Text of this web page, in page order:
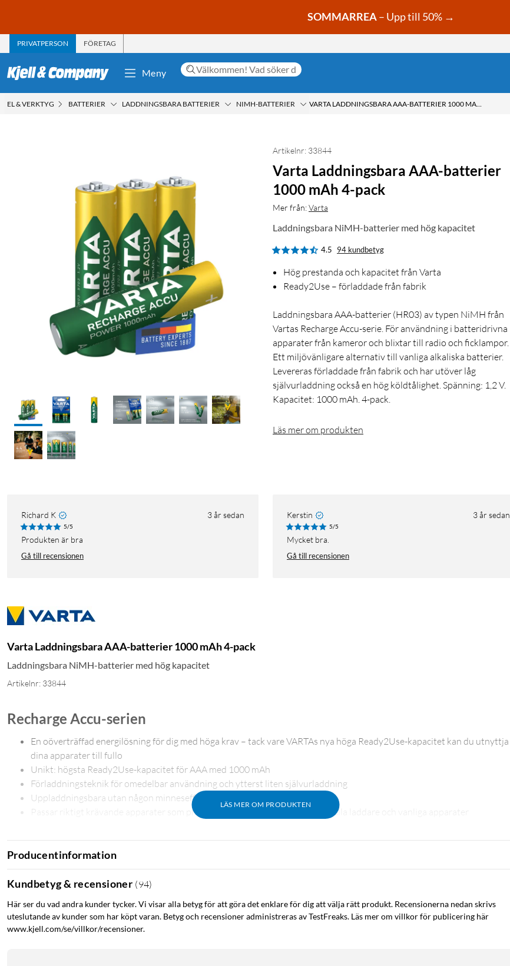
SOMMARREA– Upp till 50% →
PRIVATPERSON FÖRETAG
Meny
EL & VERKTYG BATTERIER LADDNINGSBARA BATTERIER NIMH-BATTERIER VARTA LADDNINGSBARA AAA-BATTERIER 1000 MAH 4-PACK
Artikelnr: 33844
Varta Laddningsbara AAA-batterier
1000 mAh 4-pack
Mer från:Varta
Laddningsbara NiMH-batterier med hög kapacitet
4.5 94 kundbetyg
Hög prestanda och kapacitet från Varta
Ready2Use – förladdade från fabrik
Laddningsbara AAA-batterier (HR03) av typen NiMH från
Vartas Recharge Accu-serie. För användning i batteridrivna
apparater från kameror och blixtar till radio och ficklampor.
Ett miljövänligare alternativ till vanliga alkaliska batterier.
Levereras förladdade från fabrik och har utöver låg
självurladdning också en hög köldtålighet. Spänning: 1,2 V.
Kapacitet: 1000 mAh. 4-pack.
Läs mer om produkten
Richard K 3 år sedan
5/5
Produkten är bra
Gå till recensionen
Kerstin 3 år sedan
5/5
Mycket bra.
Gå till recensionen
Varta Laddningsbara AAA-batterier 1000 mAh 4-pack
Laddningsbara NiMH-batterier med hög kapacitet
Artikelnr: 33844
LÄS MER OM PRODUKTEN
Recharge Accu-serien
En oöverträffad energilösning för dig med höga krav – tack vare VARTAs nya höga Ready2Use-kapacitet kan du utnyttja
dina apparater till fullo
Unikt: högsta Ready2Use-kapacitet för AAA med 1000 mAh
Förladdningsteknik för omedelbar användning och ytterst liten självurladdning
Uppladdningsbara utan någon minneseffekt
Passar riktigt krävande apparater som proffskameror och blixtar, liksom för alla laddare och vanliga apparater
Uppladdningsbar AAA-batteri HR03-batteri
Producentinformation
Kundbetyg & recensioner (94)
Här ser du vad andra kunder tycker. Vi visar alla betyg för att göra det enklare för dig att välja rätt produkt. Recensionerna nedan skrivs
uteslutande av kunder som har köpt varan. Betyg och recensioner administreras av TestFreaks. Läs mer om villkor för publicering här
www.kjell.com/se/villkor/recensioner.